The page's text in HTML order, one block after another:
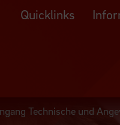
Quicklinks
Technische und